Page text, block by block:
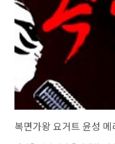
는 것 말고는 제 계산에 없습니
가호, 복면가왕 계산기 의 정체